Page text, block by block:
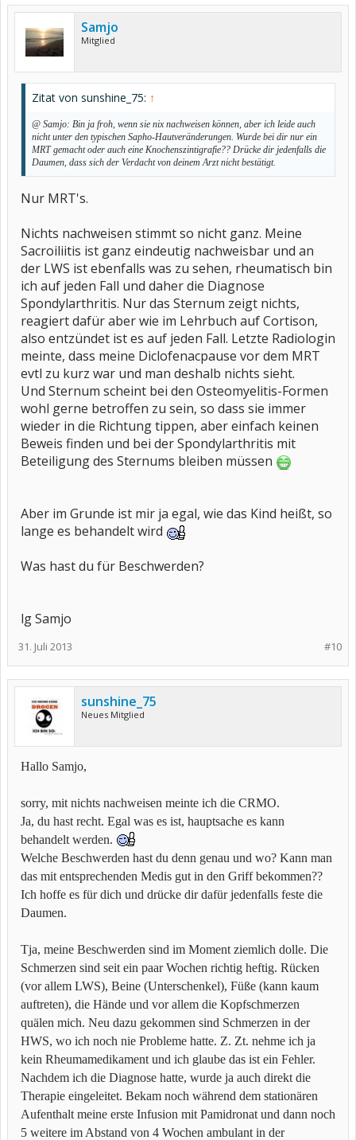
Samjo
Mitglied
Zitat von sunshine_75: ↑
@ Samjo: Bin ja froh, wenn sie nix nachweisen können, aber ich leide auch
nicht unter den typischen Sapho-Hautveränderungen. Wurde bei dir nur ein
MRT gemacht oder auch eine Knochenszintigrafie?? Drücke dir jedenfalls die
Daumen, dass sich der Verdacht von deinem Arzt nicht bestätigt.
Nur MRT's.
Nichts nachweisen stimmt so nicht ganz. Meine
Sacroiliitis ist ganz eindeutig nachweisbar und an
der LWS ist ebenfalls was zu sehen, rheumatisch bin
ich auf jeden Fall und daher die Diagnose
Spondylarthritis. Nur das Sternum zeigt nichts,
reagiert dafür aber wie im Lehrbuch auf Cortison,
also entzündet ist es auf jeden Fall. Letzte Radiologin
meinte, dass meine Diclofenacpause vor dem MRT
evtl zu kurz war und man deshalb nichts sieht.
Und Sternum scheint bei den Osteomyelitis-Formen
wohl gerne betroffen zu sein, so dass sie immer
wieder in die Richtung tippen, aber einfach keinen
Beweis finden und bei der Spondylarthritis mit
Beteiligung des Sternums bleiben müssen
Aber im Grunde ist mir ja egal, wie das Kind heißt, so
lange es behandelt wird
Was hast du für Beschwerden?
lg Samjo
#10
31. Juli 2013
sunshine_75
Neues Mitglied
Hallo Samjo,
sorry, mit nichts nachweisen meinte ich die CRMO.
Ja, du hast recht. Egal was es ist, hauptsache es kann
behandelt werden.
Welche Beschwerden hast du denn genau und wo? Kann man
das mit entsprechenden Medis gut in den Griff bekommen??
Ich hoffe es für dich und drücke dir dafür jedenfalls feste die
Daumen.
Tja, meine Beschwerden sind im Moment ziemlich dolle. Die
Schmerzen sind seit ein paar Wochen richtig heftig. Rücken
(vor allem LWS), Beine (Unterschenkel), Füße (kann kaum
auftreten), die Hände und vor allem die Kopfschmerzen
quälen mich. Neu dazu gekommen sind Schmerzen in der
HWS, wo ich noch nie Probleme hatte. Z. Zt. nehme ich ja
kein Rheumamedikament und ich glaube das ist ein Fehler.
Nachdem ich die Diagnose hatte, wurde ja auch direkt die
Therapie eingeleitet. Bekam noch während dem stationären
Aufenthalt meine erste Infusion mit Pamidronat und dann noch
5 weitere im Abstand von 4 Wochen ambulant in der